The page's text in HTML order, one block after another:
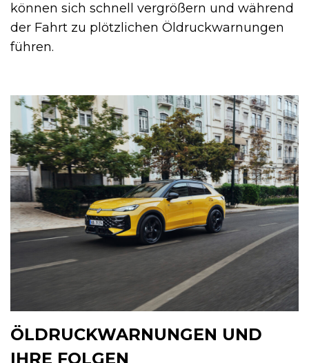
können sich schnell vergrößern und während
der Fahrt zu plötzlichen Öldruckwarnungen
führen.
ÖLDRUCKWARNUNGEN UND
IHRE FOLGEN